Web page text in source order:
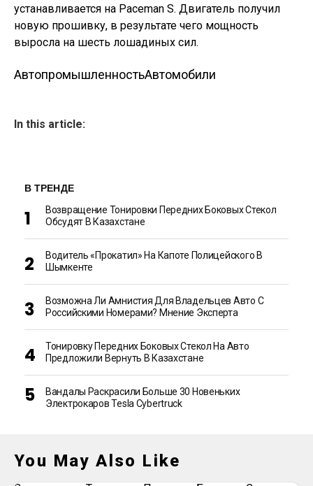
устанавливается на Paceman S. Двигатель получил
новую прошивку, в результате чего мощность
выросла на шесть лошадиных сил.
АвтопромышленностьАвтомобили
In this article:
В ТРЕНДЕ
Возвращение Тонировки Передних Боковых Стекол
Обсудят В Казахстане
Водитель «прокатил» На Капоте Полицейского В
Шымкенте
Возможна Ли Амнистия Для Владельцев Авто С
Российскими Номерами? Мнение Эксперта
Тонировку Передних Боковых Стекол На Авто
Предложили Вернуть В Казахстане
Вандалы Раскрасили Больше 30 Новеньких
Электрокаров Tesla Cybertruck
You May Also Like